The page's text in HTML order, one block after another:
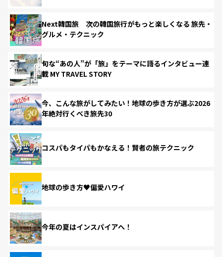
Next韓国旅 次の韓国旅行がもっと楽しくなる 旅先・
グルメ・テクニック
旬な“あの人”が「旅」をテーマに語るインタビュー連
載 MY TRAVEL STORY
今、こんな旅がしてみたい！地球の歩き方が選ぶ2026
年絶対行くべき旅先30
コスパもタイパもかなえる！賢者の旅テクニック
地球の歩き方♥偏愛ハワイ
今年の夏はインスパイアへ！